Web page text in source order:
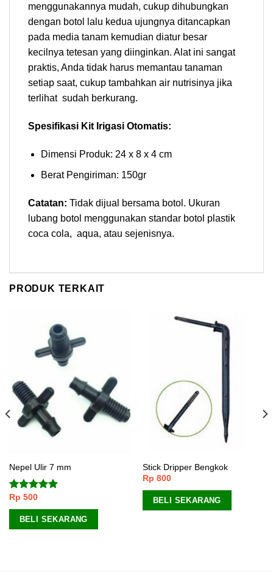
menggunakannya mudah, cukup dihubungkan
dengan botol lalu kedua ujungnya ditancapkan
pada media tanam kemudian diatur besar
kecilnya tetesan yang diinginkan. Alat ini sangat
praktis, Anda tidak harus memantau tanaman
setiap saat, cukup tambahkan air nutrisinya jika
terlihat sudah berkurang.
Spesifikasi Kit Irigasi Otomatis:
Dimensi Produk: 24 x 8 x 4 cm
Berat Pengiriman: 150gr
Catatan: Tidak dijual bersama botol. Ukuran
lubang botol menggunakan standar botol plastik
coca cola, aqua, atau sejenisnya.
PRODUK TERKAIT
Nepel Ulir 7 mm
Dinilai
dari 5
Rp 500
BELI SEKARANG
Stick Dripper Bengkok
Rp 800
BELI SEKARANG